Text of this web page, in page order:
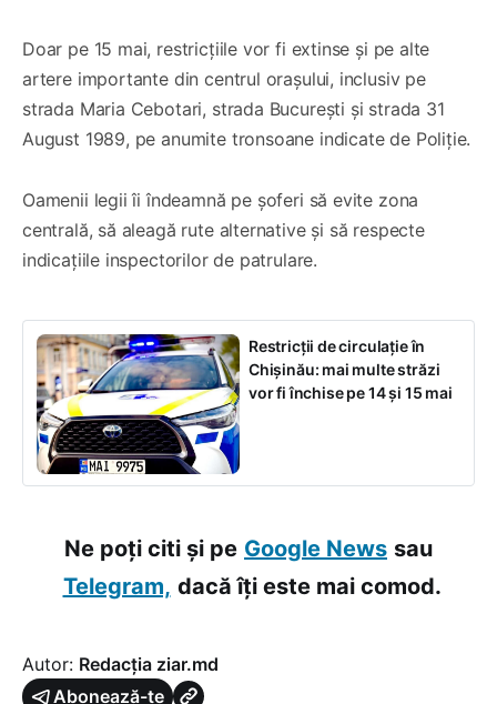
Doar pe 15 mai, restricțiile vor fi extinse și pe alte
artere importante din centrul orașului, inclusiv pe
strada Maria Cebotari, strada București și strada 31
August 1989, pe anumite tronsoane indicate de Poliție.
Oamenii legii îi îndeamnă pe șoferi să evite zona
centrală, să aleagă rute alternative și să respecte
indicațiile inspectorilor de patrulare.
Restricții de circulație în
Chișinău: mai multe străzi
vor fi închise pe 14 și 15 mai
Ne poți citi și pe Google News sau
Telegram, dacă îți este mai comod.
Autor: Redacția ziar.md
Abonează-te